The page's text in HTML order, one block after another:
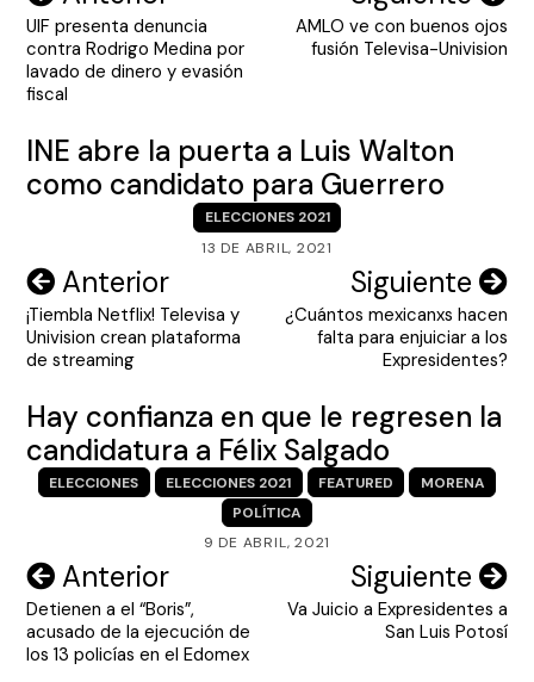
de
entradas
UIF presenta denuncia
contra Rodrigo Medina por
lavado de dinero y evasión
fiscal
AMLO ve con buenos ojos
fusión Televisa-Univision
INE abre la puerta a Luis Walton
como candidato para Guerrero
ELECCIONES 2021
13 DE ABRIL, 2021
Navegación
de
entradas
Anterior
¡Tiembla Netflix! Televisa y
Univision crean plataforma
de streaming
Siguiente
¿Cuántos mexicanxs hacen
falta para enjuiciar a los
Expresidentes?
Hay confianza en que le regresen la
candidatura a Félix Salgado
ELECCIONES ELECCIONES 2021 FEATURED
MORENA
POLÍTICA
9 DE ABRIL, 2021
Navegación
de
entradas
Anterior
Detienen a el “Boris”,
acusado de la ejecución de
los 13 policías en el Edomex
Siguiente
Va Juicio a Expresidentes a
San Luis Potosí